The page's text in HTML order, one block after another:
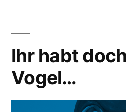
Ihr habt doch
Vogel…